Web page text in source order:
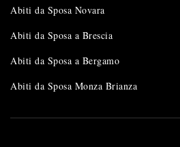
Abiti da Sposa Novara
Abiti da Sposa a Brescia
Abiti da Sposa a Bergamo
Abiti da Sposa Monza Brianza